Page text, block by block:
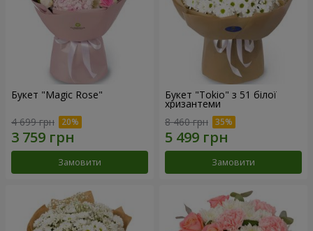
Букет "Magic Rose"
4 699 грн
Замовити
Букет "Tokio" з 51 білої
хризантеми
8 460 грн
Замовити